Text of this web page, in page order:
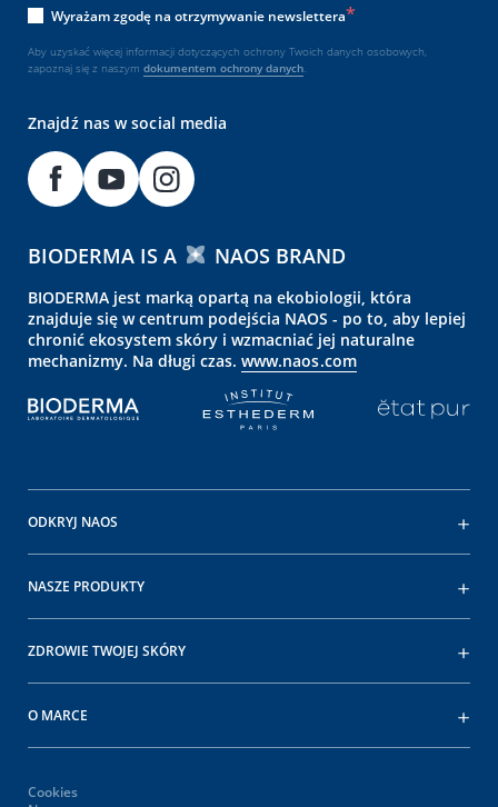
Wyrażam zgodę na otrzymywanie newslettera
Aby uzyskać więcej informacji dotyczących ochrony Twoich danych osobowych,
zapoznaj się z naszym dokumentem ochrony danych
Znajdź nas w social media
BIODERMA IS A NAOS BRAND
BIODERMA jest marką opartą na ekobiologii, która
znajduje się w centrum podejścia NAOS - po to, aby lepiej
chronić ekosystem skóry i wzmacniać jej naturalne
mechanizmy. Na długi czas. www.naos.com
ODKRYJ NAOS
NASZE PRODUKTY
ZDROWIE TWOJEJ SKÓRY
O MARCE
Cookies